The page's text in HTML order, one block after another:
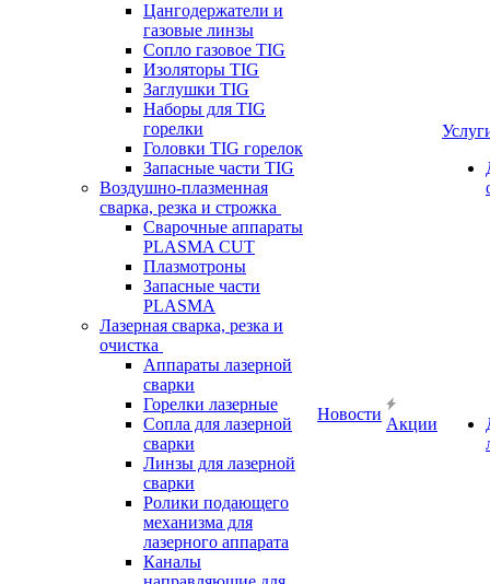
Цангодержатели и
газовые линзы
Сопло газовое TIG
Изоляторы TIG
Заглушки TIG
Наборы для TIG
горелки
Головки TIG горелок
Запасные части TIG
Воздушно-плазменная
сварка, резка и строжка
Сварочные аппараты
PLASMA CUT
Плазмотроны
Запасные части
PLASMA
Лазерная сварка, резка и
очистка
Аппараты лазерной
сварки
Горелки лазерные
Сопла для лазерной
сварки
Линзы для лазерной
сварки
Ролики подающего
механизма для
лазерного аппарата
Каналы
Новости
Акции